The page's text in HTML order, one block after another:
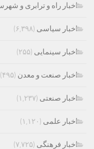
اخبار راه و ترابری و
اخبار سیاسی (۶,۳۹۸)
اخبار سینمایی (۲۵۵)
اخبار صنعت و معدن (۴۹۵)
اخبار صنعتی (۱,۲۳۷)
اخبار علمی (۱,۱۲۰)
اخبار فرهنگی (۷,۷۲۵)